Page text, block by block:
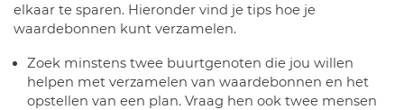
elkaar te sparen. Hieronder vind je tips hoe je
waardebonnen kunt verzamelen.
Zoek minstens twee buurtgenoten die jou willen
helpen met verzamelen van waardebonnen en het
opstellen van een plan. Vraag hen ook twee mensen